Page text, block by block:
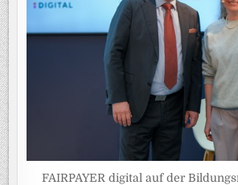
FAIRPAYER digital auf der